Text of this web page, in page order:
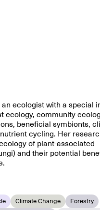
ecologist with a special
ecology, community
beneficial symbionts,
cycling. Her
of plant-associated
and their potential
Climate Change
Forestry